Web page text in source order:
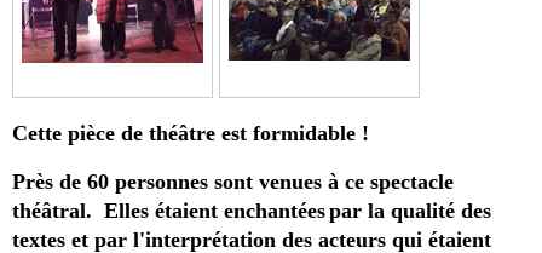
Cette pièce de théâtre est formidable !
Près de 60 personnes sont venues à ce spectacle
théâtral. Elles étaient enchantéespar la qualité des
textes et par l'interprétation des acteurs qui étaient